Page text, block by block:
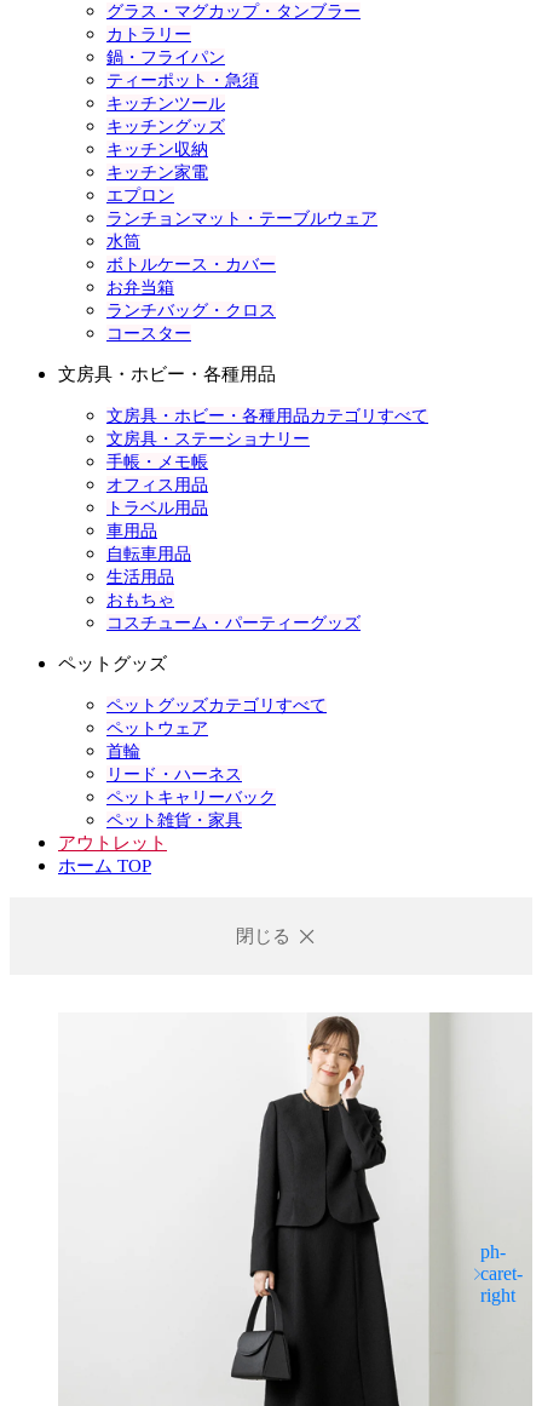
グラス・マグカップ・タンブラー
カトラリー
鍋・フライパン
ティーポット・急須
キッチンツール
キッチングッズ
キッチン収納
キッチン家電
エプロン
ランチョンマット・テーブルウェア
水筒
ボトルケース・カバー
お弁当箱
ランチバッグ・クロス
コースター
文房具・ホビー・各種用品
文房具・ホビー・各種用品カテゴリすべて
文房具・ステーショナリー
手帳・メモ帳
オフィス用品
トラベル用品
車用品
自転車用品
生活用品
おもちゃ
コスチューム・パーティーグッズ
ペットグッズ
ペットグッズカテゴリすべて
ペットウェア
首輪
リード・ハーネス
ペットキャリーバック
ペット雑貨・家具
アウトレット
ホーム TOP
閉じる